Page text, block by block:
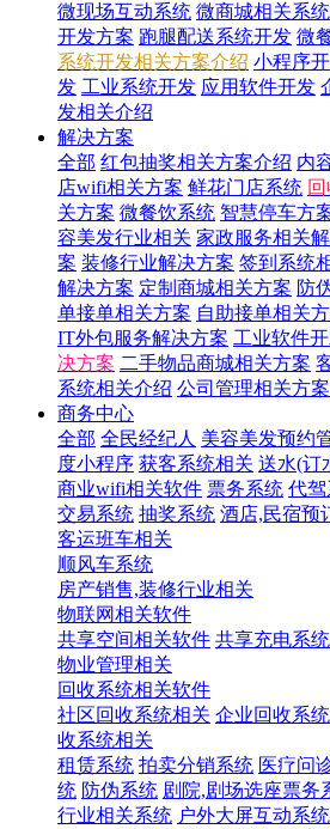
微现场互动系统 微商城相关系
开发方案 跑腿配送系统开发 微
系统开发相关方案介绍 小程序
发 工业系统开发 应用软件开发
发相关介绍
解决方案
全部 红包抽奖相关方案介绍 内
店wifi相关方案 鲜花门店系统
关方案 微餐饮系统 智慧停车方
容美发行业相关 家政服务相关
案 装修行业解决方案 签到系统
解决方案 定制商城相关方案 防
单接单相关方案 自助接单相关
IT外包服务解决方案 工业软件
决方案 二手物品商城相关方案
系统相关介绍 公司管理相关方案
商务中心
全部 全民经纪人 美容美发预约
度小程序 获客系统相关 送水(订
商业wifi相关软件 票务系统 代
交易系统 抽奖系统 酒店,民宿预
客运班车相关
顺风车系统
房产销售,装修行业相关
物联网相关软件
共享空间相关软件 共享充电系
物业管理相关
回收系统相关软件
社区回收系统相关 企业回收系
收系统相关
租赁系统 拍卖分销系统 医疗问
统 防伪系统 剧院,剧场选座票务
行业相关系统 户外大屏互动系统